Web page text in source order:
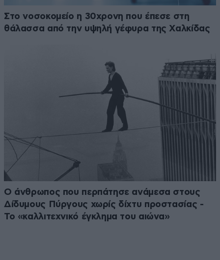
Στο νοσοκομείο η 30χρονη που έπεσε στη
θάλασσα από την υψηλή γέφυρα της Χαλκίδας
Ο άνθρωπος που περπάτησε ανάμεσα στους
Δίδυμους Πύργους χωρίς δίχτυ προστασίας -
Το «καλλιτεχνικό έγκλημα του αιώνα»